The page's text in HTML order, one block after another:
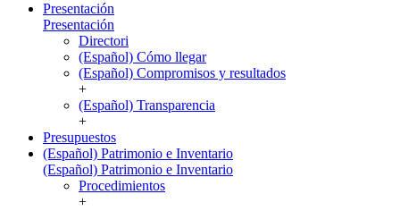
Presentación
Presentación
Directori
(Español) Cómo llegar
(Español) Compromisos y resultados
+
(Español) Transparencia
+
Presupuestos
(Español) Patrimonio e Inventario
(Español) Patrimonio e Inventario
Procedimientos
+